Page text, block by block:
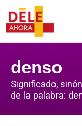
denso
Significado,
de la palabra: